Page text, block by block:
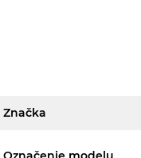
Značka